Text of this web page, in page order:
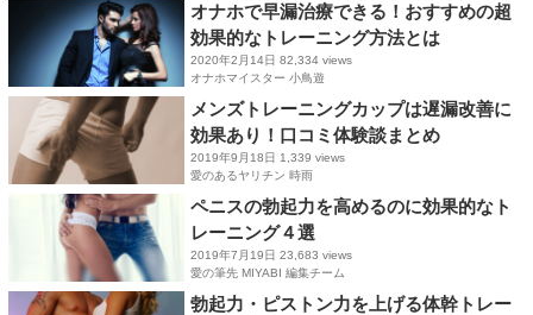
オナホで早漏治療できる！おすすめの超
効果的なトレーニング方法とは
2020年2月14日 82,334 views
オナホマイスター 小鳥遊
メンズトレーニングカップは遅漏改善に
効果あり！口コミ体験談まとめ
2019年9月18日 1,339 views
愛のあるヤリチン 時雨
ペニスの勃起力を高めるのに効果的なト
レーニング４選
2019年7月19日 23,683 views
愛の筆先 MIYABI 編集チーム
勃起力・ピストン力を上げる体幹トレー